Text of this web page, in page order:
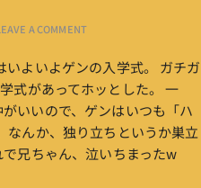
A COMMENT
よいよゲンの入学式。 ガチガ
式があってホッとした。 一
いいので、ゲンはいつも「ハ
なんか、独り立ちというか巣立
兄ちゃん、泣いちまったw